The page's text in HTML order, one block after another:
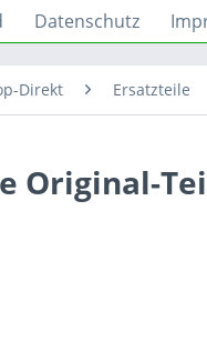
Datenschutz
Direkt Ersatzteile
Original-